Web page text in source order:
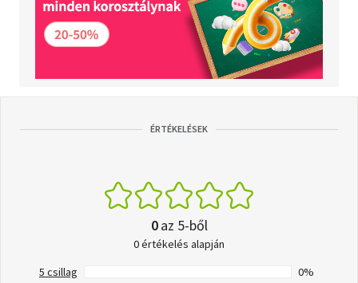
ÉRTÉKELÉSEK
0az 5-ből
0 értékelés alapján
5 csillag
0%